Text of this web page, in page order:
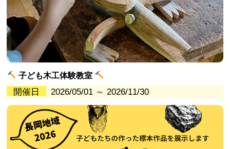
子ども木工体験教室
開催日 2026/05/01 ～ 2026/11/30